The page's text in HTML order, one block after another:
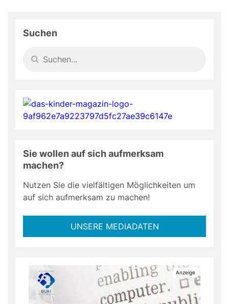
Suchen
Sie wollen auf sich aufmerksam
machen?
Nutzen Sie die vielfältigen Möglichkeiten um
auf sich aufmerksam zu machen!
UNSERE MEDIADATEN